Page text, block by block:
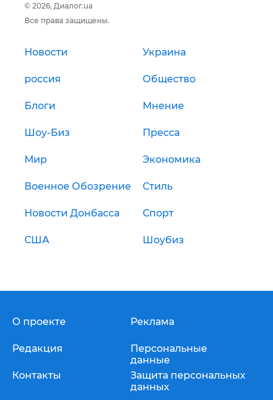
© 2026, Диалог.ua
Все права защищены.
Новости Украина
россия Общество
Блоги Мнение
Шоу-Биз Пресса
Мир Экономика
Военное Обозрение Стиль
Новости Донбасса Спорт
США Шоубиз
О проекте
Редакция
Контакты
Реклама
Персональные
данные
Защита персональных
данных